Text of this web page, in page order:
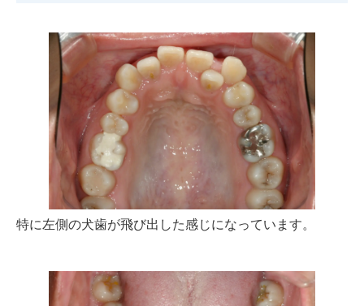
特に左側の犬歯が飛び出した感じになっています。